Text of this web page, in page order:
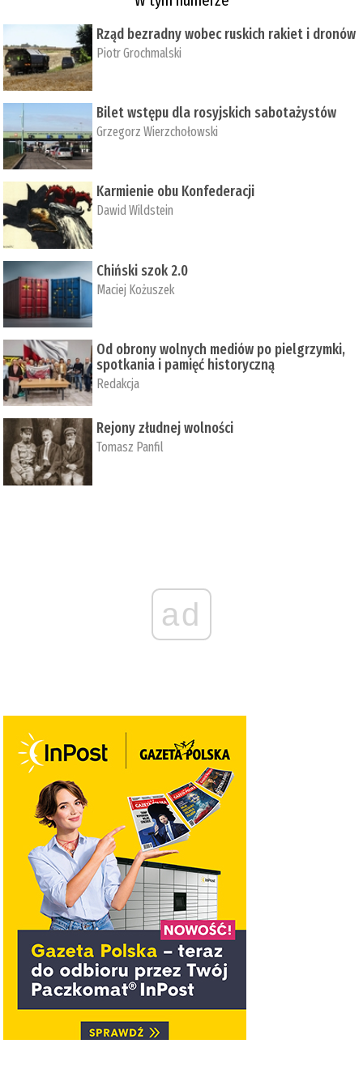
Rząd bezradny wobec ruskich rakiet i dronów
Piotr Grochmalski
Bilet wstępu dla rosyjskich sabotażystów
Grzegorz Wierzchołowski
Karmienie obu Konfederacji
Dawid Wildstein
Chiński szok 2.0
Maciej Kożuszek
Od obrony wolnych mediów po pielgrzymki,
spotkania i pamięć historyczną
Redakcja
Rejony złudnej wolności
Tomasz Panfil
ad